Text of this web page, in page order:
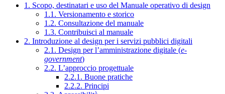
1. Scopo, destinatari e uso del Manuale operativo di design
1.1. Versionamento e storico
1.2. Consultazione del manuale
1.3. Contribuisci al manuale
2. Introduzione al design per i servizi pubblici digitali
2.1. Design per l’amministrazione digitale (e-
government)
2.2. L’approccio progettuale
2.2.1. Buone pratiche
2.2.2. Principi